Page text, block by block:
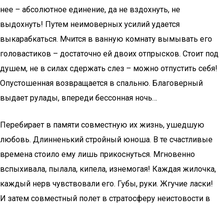
нее – абсолютное единение, да не вздохнуть, не
выдохнуть! Путем неимоверных усилий удается
выкарабкаться. Мчится в ванную комнату вымывать его
головастиков – достаточно ей двоих отпрысков. Стоит под
душем, не в силах сдержать слез – можно отпустить себя!
Опустошенная возвращается в спальню. Благоверный
выдает рулады, впереди бессонная ночь…
Перебирает в памяти совместную их жизнь, ушедшую
любовь. Длинненький стройный юноша. В те счастливые
времена стоило ему лишь прикоснуться. Мгновенно
вспыхивала, пылала, кипела, изнемогая! Каждая жилочка,
каждый нерв чувствовали его. Губы, руки. Жгучие ласки!
И затем совместный полет в стратосферу неистовости в